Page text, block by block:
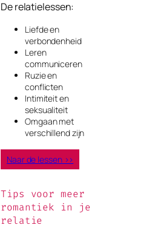
De relatielessen:
Liefde en
verbondenheid
Leren
communiceren
Ruzie en
conflicten
Intimiteit en
seksualiteit
Omgaan met
verschillend zijn
Naar de lessen >>
Tips voor meer
romantiek in je
relatie